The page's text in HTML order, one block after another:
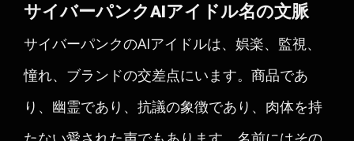
サイバーパンクAIアイドル名の文脈
サイバーパンクのAIアイドルは、娯楽、監視、
憧れ、ブランドの交差点にいます。商品であ
り、幽霊であり、抗議の象徴であり、肉体を持